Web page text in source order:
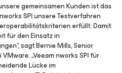
gemeinsamen Kunden ist das
SPI unsere Testverfahren
erfüllt. Damit
für den Einsatz in
sagt Bernie Mills, Senior
„Veeam nworks SPI für
Lücke im